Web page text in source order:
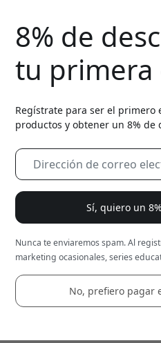
8% de
tu primera
Regístrate para ser el primero
productos y obtener un 8% de
Sí, quiero un
Nunca te enviaremos spam. Al
marketing ocasionales, series
No, prefiero pagar